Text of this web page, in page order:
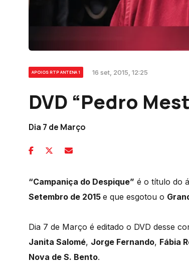
APOIOS RTP ANTENA 1 16 set, 2015, 12:25
DVD “Pedro
Dia 7 de Março
“Campaniça do Despique” é o título do
Setembro de 2015 e que esgotou o
Dia 7 de Março é editado o DVD desse
Janita Salomé, Jorge Fernando, Fábia
Nova de S. Bento.